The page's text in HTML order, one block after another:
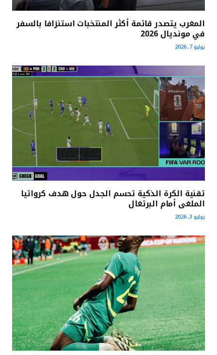
المغرب يتصدر قائمة أكثر المنتخبات استنزافا بالسفر
في مونديال 2026
يوليو 7, 2026
تقنية الكرة الذكية تحسم الجدل حول هدف كرواتيا
الملغى أمام البرتغال
يوليو 3, 2026